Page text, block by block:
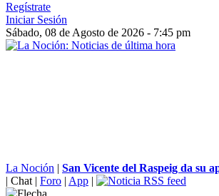
Regístrate
Iniciar Sesión
Sábado, 08 de Agosto de 2026 - 7:45 pm
La Noción | San Vicente del Raspeig da su
| Chat | Foro | App |